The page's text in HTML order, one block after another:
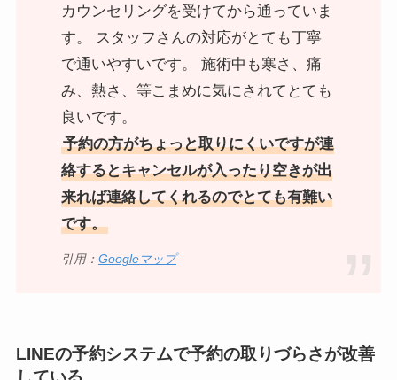
カウンセリングを受けてから通っていま
す。 スタッフさんの対応がとても丁寧
で通いやすいです。 施術中も寒さ、痛
み、熱さ、等こまめに気にされてとても
良いです。
予約の方がちょっと取りにくいですが連
絡するとキャンセルが入ったり空きが出
来れば連絡してくれるのでとても有難い
です。
引用： Googleマップ
LINEの予約システムで予約の取りづらさが改善